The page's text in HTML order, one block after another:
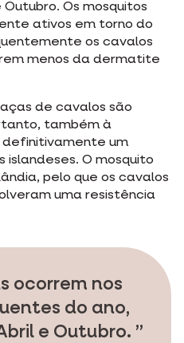
Os mosquitos
ativos em torno do
os cavalos
menos da dermatite
de cavalos são
também à
um
islandeses. O mosquito
pelo que os cavalos
uma resistência
ocorrem nos
do ano,
e Outubro.